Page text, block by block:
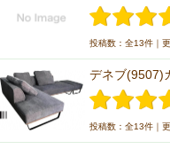
投稿数：全13件｜
デネブ(9507)
投稿数：全13件｜